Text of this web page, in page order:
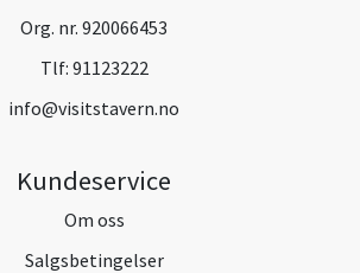
Org. nr. 920066453
Tlf: 91123222
info@visitstavern.no
Kundeservice
Om oss
Salgsbetingelser